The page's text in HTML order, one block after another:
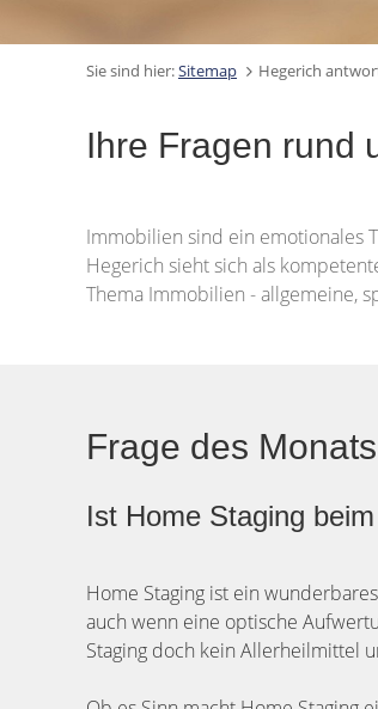
Sie sind hier:Sitemap Hegerich
Ihre Fragen rund
Immobilien sind ein emotionales
Hegerich sieht sich als
Thema Immobilien - allgemeine,
Frage des
Ist Home Staging
Home Staging ist ein
auch wenn eine optische
Staging doch kein Allerheilmittel